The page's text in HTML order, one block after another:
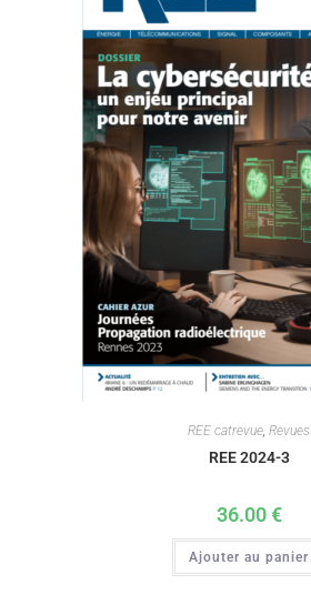
REE catrevue Revues
REE 2024-3
36.00€
Ajouter au panier